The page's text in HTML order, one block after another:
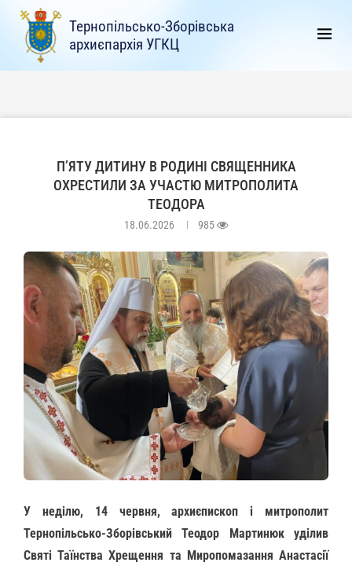
Тернопільсько-Зборівська
архиєпархія УГКЦ
П’ЯТУ ДИТИНУ В РОДИНІ СВЯЩЕННИКА
ОХРЕСТИЛИ ЗА УЧАСТЮ МИТРОПОЛИТА
ТЕОДОРА
18.06.2026 985
У неділю, 14 червня, архиєпископ і митрополит
Тернопільсько-Зборівський Теодор Мартинюк уділив
Святі Таїнства Хрещення та Миропомазання Анастасії